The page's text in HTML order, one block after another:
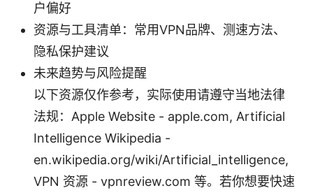
户偏好
资源与工具清单：常用VPN品牌、测速方法、
隐私保护建议
未来趋势与风险提醒
以下资源仅作参考，实际使用请遵守当地法律
法规：Apple Website - apple.com, Artificial
Intelligence Wikipedia -
en.wikipedia.org/wiki/Artificial_intelligence,
VPN 资源 - vpnreview.com 等。若你想要快速